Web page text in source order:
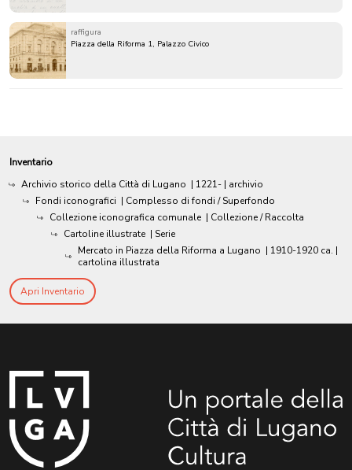
raffigura
Piazza della Riforma 1, Palazzo Civico
Inventario
Archivio storico della Città di Lugano | 1221- | archivio
Fondi iconografici | Complesso di fondi / Superfondo
Collezione iconografica comunale | Collezione / Raccolta
Cartoline illustrate | Serie
Mercato in Piazza della Riforma a Lugano | 1910-1920 ca. |
cartolina illustrata
Apri Inventario